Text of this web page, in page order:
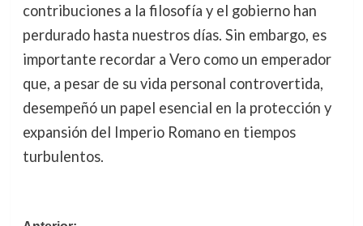
contribuciones a la filosofía y el gobierno han
perdurado hasta nuestros días. Sin embargo, es
importante recordar a Vero como un emperador
que, a pesar de su vida personal controvertida,
desempeñó un papel esencial en la protección y
expansión del Imperio Romano en tiempos
turbulentos.